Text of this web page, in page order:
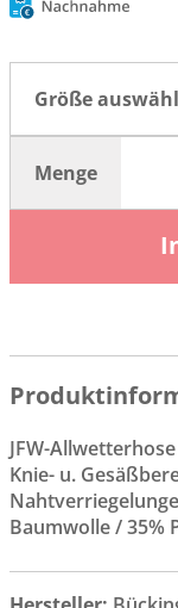
Größe
Menge
JFW-
Knie- u.
Baumwolle / 35%